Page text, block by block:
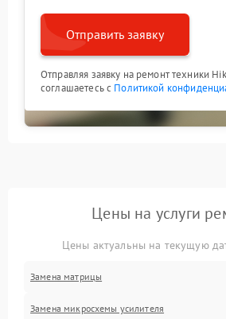
Отправить заявку
Отправляя заявку на ремонт техники
соглашаетесь с Политикой
Цены на услуги
Цены актуальны на текущую
Замена матрицы
Замена микросхемы усилителя